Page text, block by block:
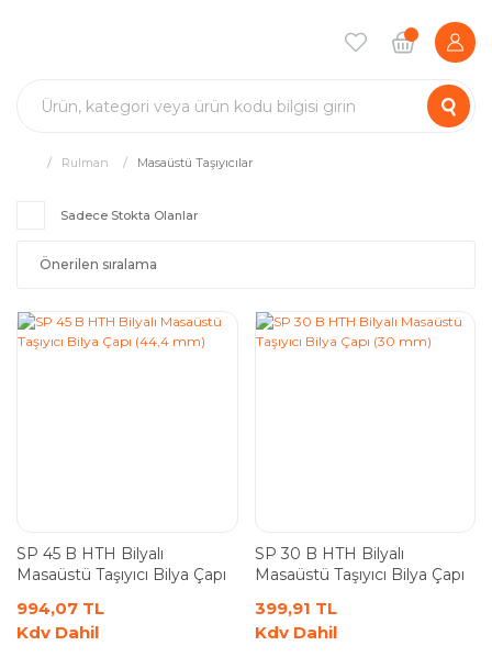
Rulman Masaüstü Taşıyıcılar
Sadece Stokta Olanlar
SP 45 B HTH Bilyalı
Masaüstü Taşıyıcı Bilya Çapı
994,07 TL
Kdv Dahil
SP 30 B HTH Bilyalı
Masaüstü Taşıyıcı Bilya Çapı
399,91 TL
Kdv Dahil